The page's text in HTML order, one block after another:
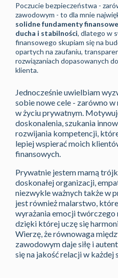
Poczucie bezpieczeństwa -
zawodowym - to dla mnie
solidne fundamenty
ducha i stabilności, dlatego w
finansowego skupiam się na
opartych na zaufaniu,
rozwiązaniach dopasowanych
klienta.
Jednocześnie uwielbiam
sobie nowe cele - zarówno
w życiu prywatnym.
doskonalenia, szukania
rozwijania kompetencji,
lepiej wspierać moich
finansowych.
Prywatnie jestem mamą
doskonałej organizacji,
niezwykle ważnych także w
jest również malarstwo,
wyrażania emocji
dzięki której uczę się
Wierzę, że równowaga
zawodowym daje siłę i
się na jakość relacji w każdej